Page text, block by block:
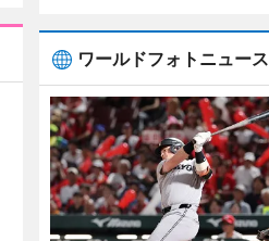
ワールドフォトニュース